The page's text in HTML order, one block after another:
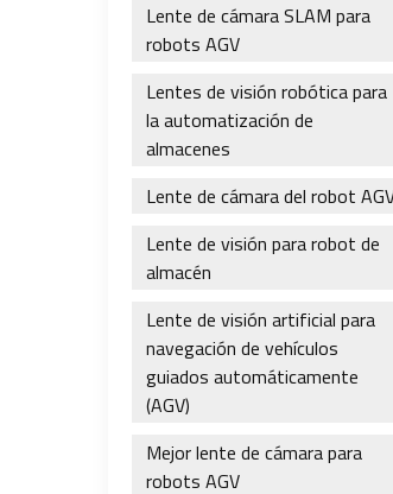
Lente de cámara SLAM para
robots AGV
Lentes de visión robótica para
la automatización de
almacenes
Lente de cámara del robot
Lente de visión para robot de
almacén
Lente de visión artificial para
navegación de vehículos
guiados automáticamente
(AGV)
Mejor lente de cámara para
robots AGV